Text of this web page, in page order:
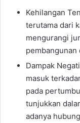
Kehilangan
terutama dari
mengurangi
Dampak
masuk
pada
tunjukkan
adanya